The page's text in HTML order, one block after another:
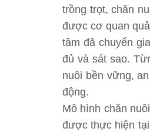
trồng trọt, chăn
được cơ quan
tâm đã chuyển
đủ và sát sao.
nuôi bền vững,
động.
Mô hình chăn
được thực hiện